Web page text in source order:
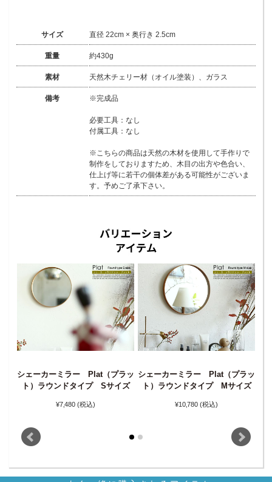
サイズ 直径 22cm × 奥行き 2.5cm
重量 約430g
素材 天然木チェリー材（オイル塗装）、ガラス
備考 ※完成品
必要工具：なし
付属工具：なし
※こちらの商品は天然の木材を使用して手作りで
制作をしておりますため、木目の出方や色合い、
仕上げ等に若干の個体差がある可能性がございま
す。予めご了承下さい。
シェーカーミラー Plat（プラッ
ト）ラウンドタイプ Sサイズ
¥7‚480 (税込)
シェーカーミラー Plat（プラッ
ト）ラウンドタイプ Mサイズ
¥10‚780 (税込)